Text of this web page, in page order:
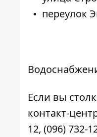
переулок
Если вы
контакт-
12, (096) 732-